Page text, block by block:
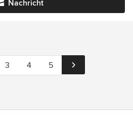
Nachricht
3 4 5